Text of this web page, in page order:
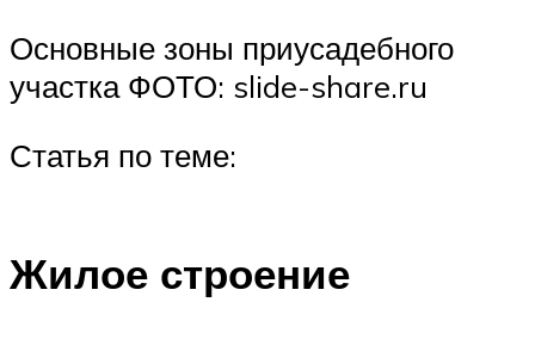
Основные зоны приусадебного
участка ФОТО: slide-share.ru
Статья по теме:
Жилое строение